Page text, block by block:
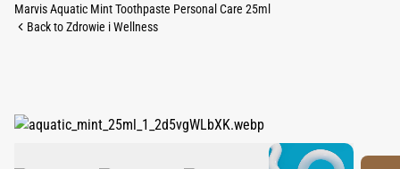
Marvis Aquatic Mint Toothpaste Personal Care 25ml
Back to Zdrowie i Wellness